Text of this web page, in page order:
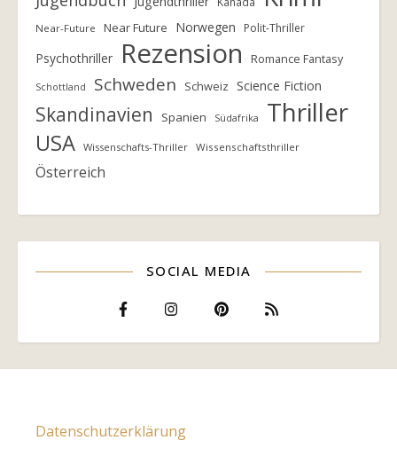
Near-Future Near Future Norwegen Polit-Thriller
Psychothriller Rezension Romance Fantasy
Schottland Schweden Schweiz Science Fiction
Skandinavien Spanien Südafrika Thriller
USA Wissenschafts-Thriller Wissenschaftsthriller
Österreich
SOCIAL MEDIA
Datenschutzerklärung